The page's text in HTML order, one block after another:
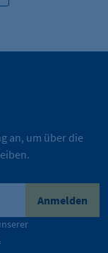
für die Vielfalt
der Claim
Unternehmen
an, um über die
Anmelden